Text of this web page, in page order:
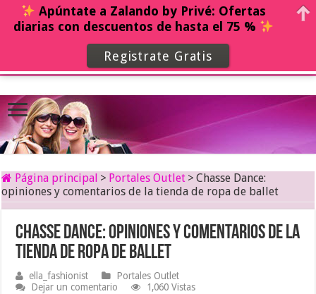
Página principal > Portales Outlet > Chasse Dance:
opiniones y comentarios de la tienda de ropa de ballet
Chasse Dance: opiniones y comentarios de la
tienda de ropa de ballet
ella_fashionist
Portales Outlet
Dejar un comentario
1,060 Vistas
Apúntate a Zalando by Privé: Ofertas
diarias con descuentos de hasta el 75 %
Registrate Gratis